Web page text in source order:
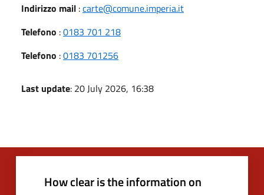
Indirizzo mail :carte@comune.imperia.it
Telefono :0183 701 218
Telefono :0183 701256
Last update: 20 July 2026, 16:38
How clear is the information on